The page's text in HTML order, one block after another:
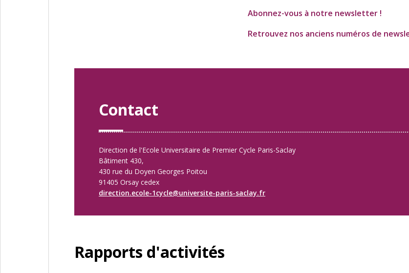
Abonnez-vous à notre newsletter !
Retrouvez nos anciens numéros de
Contact
Direction de l'Ecole Universitaire de Premier Cycle Paris-Saclay
Bâtiment 430,
430 rue du Doyen Georges Poitou
91405 Orsay cedex
direction.ecole-1cycle@universite-paris-saclay.fr
Rapports d'activités